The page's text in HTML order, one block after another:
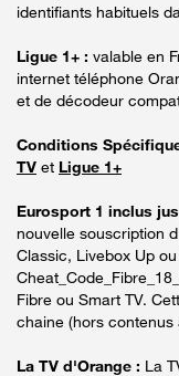
identifiants habituels
Ligue 1+ : valable en
internet téléphone
et de décodeur
Conditions
TV et Ligue 1+
Eurosport 1 inclus
nouvelle souscription
Classic, Livebox Up
Fibre ou Smart TV.
chaine (hors contenus
La TV d'Orange : La